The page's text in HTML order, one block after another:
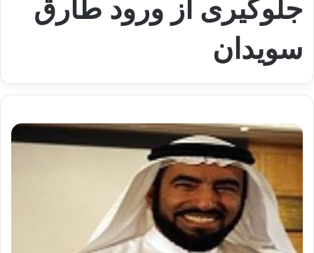
جلوگیری از ورود طارق
سویدان